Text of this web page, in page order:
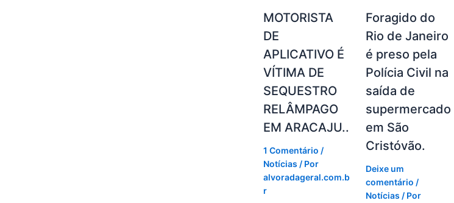
MOTORISTA
DE
APLICATIVO É
VÍTIMA DE
SEQUESTRO
RELÂMPAGO
EM ARACAJU..
1 Comentário /
Notícias / Por
alvoradageral.com.b
r
Foragido do
Rio de Janeiro
é preso pela
Polícia Civil na
saída de
supermercado
em São
Cristóvão.
Deixe um
comentário /
Notícias / Por